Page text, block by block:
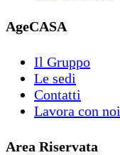
AgeCASA
Il Gruppo
Le sedi
Contatti
Lavora con noi
Area Riservata